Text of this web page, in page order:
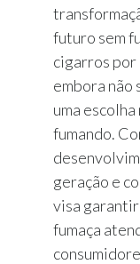
futuro sem
cigarros por
embora não
uma
fumando.
geração e
visa
fumaça